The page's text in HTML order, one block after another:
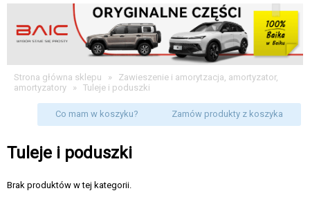
Strona główna sklepu » Zawieszenie i amorytzacja, amortyzator,
amortyzatory » Tuleje i poduszki
Co mam w koszyku? Zamów produkty z koszyka
Tuleje i poduszki
Brak produktów w tej kategorii.